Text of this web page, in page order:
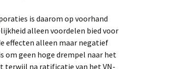
is daarom op voorhand
alleen voordelen bied voor
effecten alleen maar negatief
om geen hoge drempel naar het
terwijl na ratificatie van het VN-